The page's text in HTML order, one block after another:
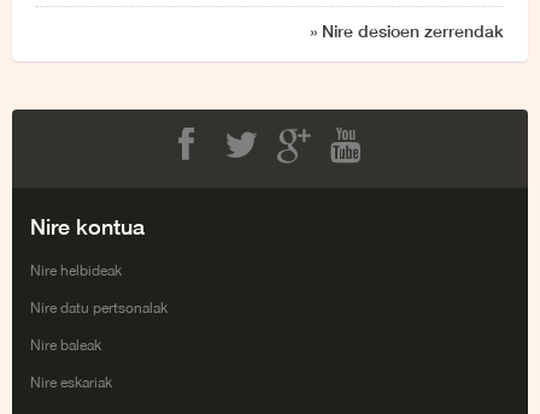
» Nire desioen zerrendak
Nire kontua
Nire helbideak
Nire datu pertsonalak
Nire baleak
Nire eskariak